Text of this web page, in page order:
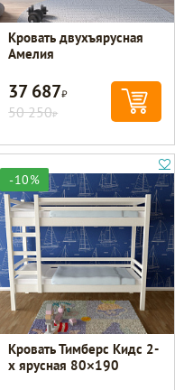
Кровать двухъярусная
Амелия
37 687Р
50 250Р
-10%
Кровать Тимберс Кидс 2-
х ярусная 80×190